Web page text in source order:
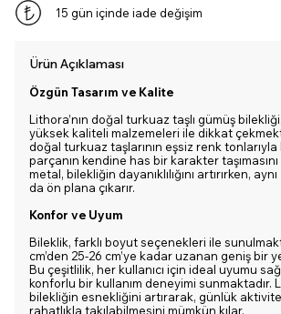
15 gün içinde iade değişim
Ürün Açıklaması
Özgün Tasarım ve Kalite
Lithora’nın doğal turkuaz taşlı gümüş
yüksek kaliteli malzemeleri ile dikkat
doğal turkuaz taşlarının eşsiz renk
parçanın kendine has bir karakter
metal, bilekliğin dayanıklılığını artırırken, aynı
da ön plana çıkarır.
Konfor ve Uyum
Bileklik, farklı boyut seçenekleri ile
cm’den 25-26 cm’ye kadar uzanan geniş bir
Bu çeşitlilik, her kullanıcı için ideal uyumu
konforlu bir kullanım deneyimi sunmaktadır.
bilekliğin esnekliğini artırarak, günlük
rahatlıkla takılabilmesini mümkün kılar.